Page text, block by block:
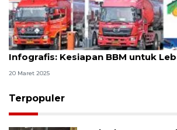
Infografik
Infografis: Kesiapan BBM untuk
20 Maret 2025
Terpopuler